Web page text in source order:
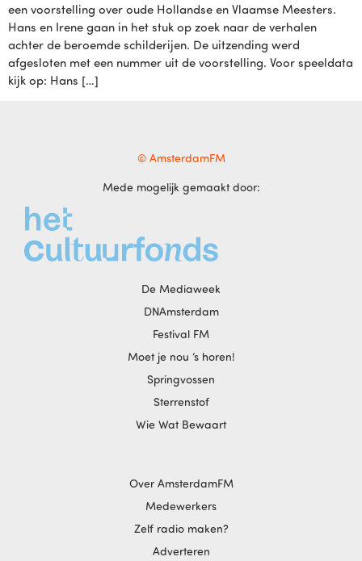
een voorstelling over oude Hollandse en Vlaamse Meesters.
Hans en Irene gaan in het stuk op zoek naar de verhalen
achter de beroemde schilderijen. De uitzending werd
afgesloten met een nummer uit de voorstelling. Voor speeldata
kijk op: Hans […]
© AmsterdamFM
Mede mogelijk gemaakt door:
De Mediaweek
DNAmsterdam
Festival FM
Moet je nou ‘s horen!
Springvossen
Sterrenstof
Wie Wat Bewaart
Over AmsterdamFM
Medewerkers
Zelf radio maken?
Adverteren